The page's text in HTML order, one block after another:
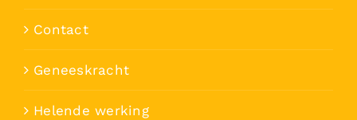
Contact
Geneeskracht
Helende werking